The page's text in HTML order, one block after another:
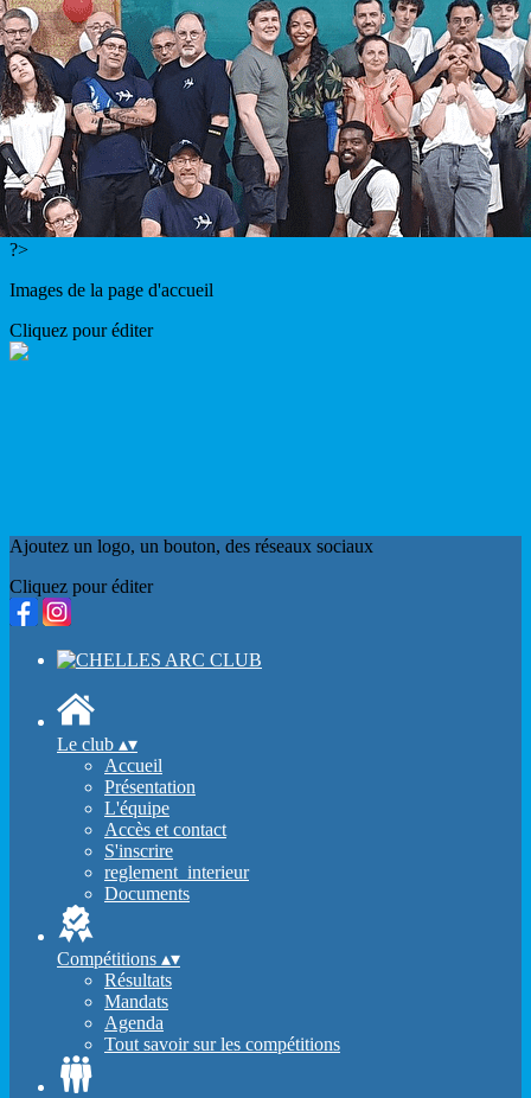
Menu
<
>
Evènements
Galerie photos
Créneaux
Apprendre
On parle de nous
?>
Images de la page d'accueil
Cliquez pour éditer
Ajoutez un logo, un bouton, des réseaux sociaux
Cliquez pour éditer
Le club ▴▾
Accueil
Présentation
L'équipe
Accès et contact
S'inscrire
reglement_interieur
Documents
Compétitions ▴▾
Résultats
Mandats
Agenda
Tout savoir sur les compétitions